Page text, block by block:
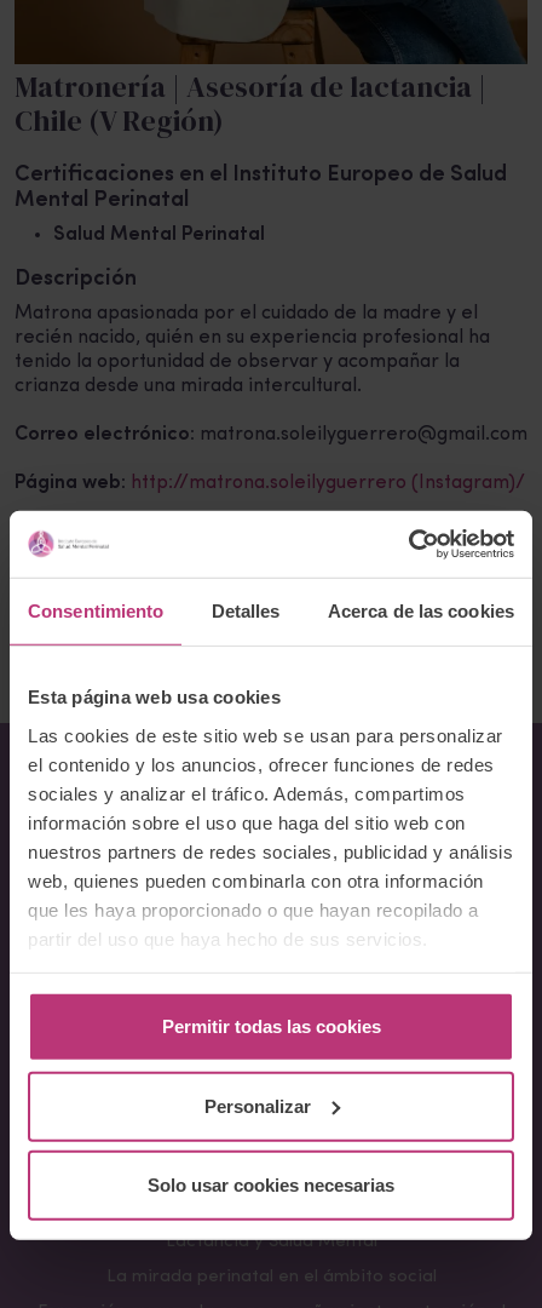
Consentimiento Detalles Acerca de las cookies
Esta página web usa cookies
Las cookies de este sitio web se usan para personalizar
el contenido y los anuncios, ofrecer funciones de redes
sociales y analizar el tráfico. Además, compartimos
información sobre el uso que haga del sitio web con
nuestros partners de redes sociales, publicidad y análisis
web, quienes pueden combinarla con otra información
que les haya proporcionado o que hayan recopilado a
partir del uso que haya hecho de sus servicios.
Permitir todas las cookies
Personalizar
Solo usar cookies necesarias
Matronería | Asesoría de lactancia |
Chile (V Región)
Certificaciones en el Instituto Europeo de Salud
Mental Perinatal
Salud Mental Perinatal
Descripción
Matrona apasionada por el cuidado de la madre y el
recién nacido, quién en su experiencia profesional ha
tenido la oportunidad de observar y acompañar la
crianza desde una mirada intercultural.
Correo electrónico: matrona.soleilyguerrero@gmail.com
Página web: http://matrona.soleilyguerrero (Instagram)/
Teléfono:
Ofrece servicios Online
Sobre Nosotros
Acerca del Instituto
Docentes
Cursos
Conferencia Neurociencia de la Lactancia y aplicaciones
clínicas
Fundamentos en Salud Mental Perinatal
Lactancia y Salud Mental
La mirada perinatal en el ámbito social